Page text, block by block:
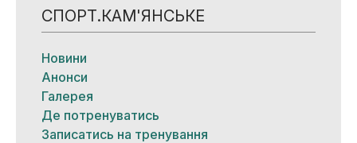
СПОРТ.КАМ'ЯНСЬКЕ
Новини
Анонси
Галерея
Де потренуватись
Записатись на тренування